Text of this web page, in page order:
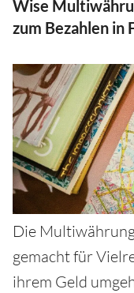
Wise
zum Bezahlen in
Die
gemacht für
ihrem Geld